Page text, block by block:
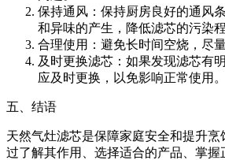
保持通风：保持厨房良好的通风
和异味的产生，降低滤芯的污染程
合理使用：避免长时间空烧，尽
及时更换滤芯：如果发现滤芯有
应及时更换，以免影响正常使用。
五、结语
天然气灶滤芯是保障家庭安全和提升烹
过了解其作用、选择适合的产品、掌